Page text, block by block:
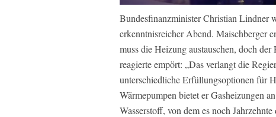
Bundesfinanzminister Christian Lindner
erkenntnisreicher Abend. Maischberger
muss die Heizung austauschen, doch
reagierte empört: „Das verlangt die
unterschiedliche Erfüllungsoptionen für
Wärmepumpen bietet er Gasheizungen
Wasserstoff, von dem es noch